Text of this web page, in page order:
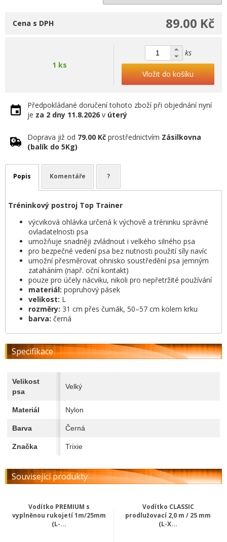
89.00 Kč
Cena s DPH
1 ks
ks
Vložit do košíku
Předpokládané doručení tohoto zboží při objednání nyní
je za 2 dny 11.8.2026 v úterý
Doprava již od 79.00 Kč prostřednictvím Zásilkovna
(balík do 5Kg)
Popis Komentáře ?
Tréninkový postroj Top Trainer
výcviková ohlávka určená k výchově a tréninku správné
ovladatelnosti psa
umožňuje snadněji zvládnout i velkého silného psa
pro bezpečné vedení psa bez nutnosti použití síly navíc
umožní přesměrovat ohnisko soustředění psa jemným
zataháním (např. oční kontakt)
pouze pro účely nácviku, nikoli pro nepřetržité používání
materiál: popruhový pásek
velikost: L
rozměry: 31 cm přes čumák, 50–57 cm kolem krku
barva: černá
Specifikace
Velikost
psa
Velký
Materiál Nylon
Barva Černá
Značka Trixie
Související produkty
Vodítko PREMIUM s
vyplněnou rukojetí 1m/25mm
(L-...
Vodítko CLASSIC
prodlužovací 2,0 m / 25 mm
(L-X...